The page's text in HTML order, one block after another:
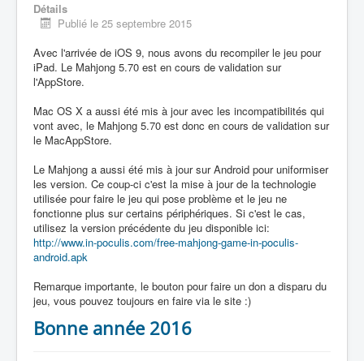
Détails
Publié le 25 septembre 2015
Avec l'arrivée de iOS 9, nous avons du recompiler le jeu pour
iPad. Le Mahjong 5.70 est en cours de validation sur
l'AppStore.
Mac OS X a aussi été mis à jour avec les incompatibilités qui
vont avec, le Mahjong 5.70 est donc en cours de validation sur
le MacAppStore.
Le Mahjong a aussi été mis à jour sur Android pour uniformiser
les version. Ce coup-ci c'est la mise à jour de la technologie
utilisée pour faire le jeu qui pose problème et le jeu ne
fonctionne plus sur certains périphériques. Si c'est le cas,
utilisez la version précédente du jeu disponible ici:
http://www.in-poculis.com/free-mahjong-game-in-poculis-
android.apk
Remarque importante, le bouton pour faire un don a disparu du
jeu, vous pouvez toujours en faire via le site :)
Bonne année 2016